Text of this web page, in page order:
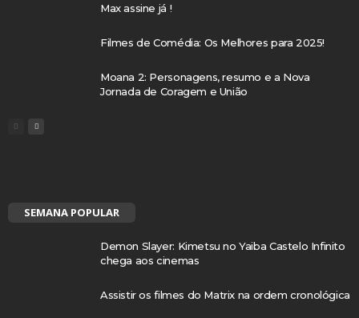
Max assine já !
Filmes de Comédia: Os Melhores para 2025!
Moana 2: Personagens, resumo e a Nova
Jornada de Coragem e União
SEMANA POPULAR
Demon Slayer: Kimetsu no Yaiba Castelo Infinito
chega aos cinemas
Assistir os filmes do Matrix na ordem cronológica